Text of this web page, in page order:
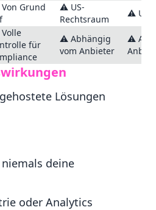
Grund
⚠️ US-
Rechtsraum
⚠️ US-
für
⚠️ Abhängig
vom Anbieter
⚠️
Lösungen
deine
oder Analytics